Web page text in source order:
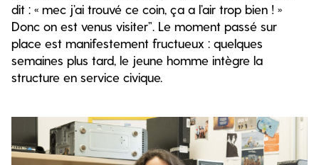
dit : « mec j’ai trouvé ce coin, ça a l’air trop bien ! »
Donc on est venus visiter”. Le moment passé sur
place est manifestement fructueux : quelques
semaines plus tard, le jeune homme intègre la
structure en service civique.